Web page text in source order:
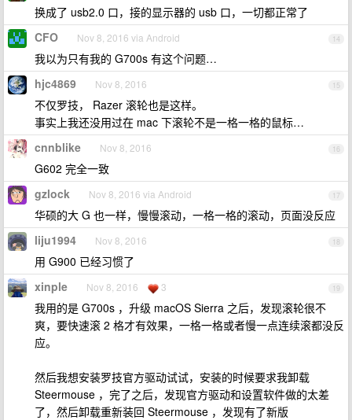
换成了 usb2.0 口，接的显示器的 usb 口，一切都正常了
14
CFO Nov 8, 2016 via Android
我以为只有我的 G700s 有这个问题…
15
hjc4869 Nov 8, 2016
不仅罗技， Razer 滚轮也是这样。
事实上我还没用过在 mac 下滚轮不是一格一格的鼠标…
16
cnnblike Nov 8, 2016
G602 完全一致
17
gzlock Nov 8, 2016 via Android
华硕的大 G 也一样，慢慢滚动，一格一格的滚动，页面没反应
18
liju1994 Nov 8, 2016
用 G900 已经习惯了
19
xinple Nov 8, 2016 3
我用的是 G700s ，升级 macOS Sierra 之后，发现滚轮很不
爽，要快速滚 2 格才有效果，一格一格或者慢一点连续滚都没反
应。
然后我想安装罗技官方驱动试试，安装的时候要求我卸载
Steermouse ，完了之后，发现官方驱动和设置软件做的太差
了，然后卸载重新装回 Steermouse ，发现有了新版